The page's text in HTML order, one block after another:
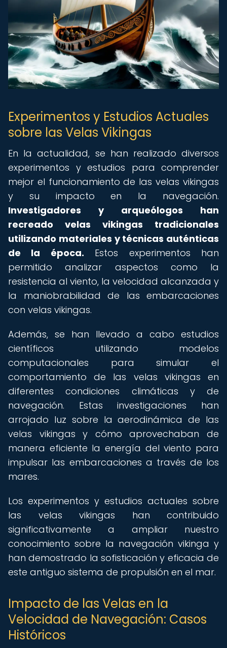
Experimentos y Estudios Actuales
sobre las Velas Vikingas
En la actualidad, se han realizado diversos
experimentos y estudios para comprender
mejor el funcionamiento de las velas vikingas
y su impacto en la navegación.
Investigadores y arqueólogos han
recreado velas vikingas tradicionales
utilizando materiales y técnicas auténticas
de la época. Estos experimentos han
permitido analizar aspectos como la
resistencia al viento, la velocidad alcanzada y
la maniobrabilidad de las embarcaciones
con velas vikingas.
Además, se han llevado a cabo estudios
científicos utilizando modelos
computacionales para simular el
comportamiento de las velas vikingas en
diferentes condiciones climáticas y de
navegación. Estas investigaciones han
arrojado luz sobre la aerodinámica de las
velas vikingas y cómo aprovechaban de
manera eficiente la energía del viento para
impulsar las embarcaciones a través de los
mares.
Los experimentos y estudios actuales sobre
las velas vikingas han contribuido
significativamente a ampliar nuestro
conocimiento sobre la navegación vikinga y
han demostrado la sofisticación y eficacia de
este antiguo sistema de propulsión en el mar.
Impacto de las Velas en la
Velocidad de Navegación: Casos
Históricos